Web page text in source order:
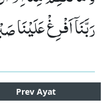
رَبَّنَاۤ اَفْرِغْ عَلَیْنَا
Prev Ayat